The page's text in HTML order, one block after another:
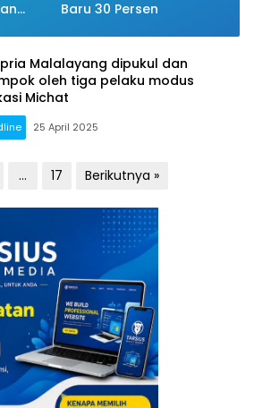
Baru 30 Persen
pria Malalayang dipukul dan
oleh tiga pelaku modus
Michat
25 April 2025
… 17 Berikutnya »